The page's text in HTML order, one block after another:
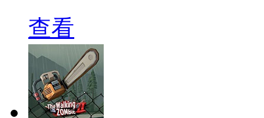
查看